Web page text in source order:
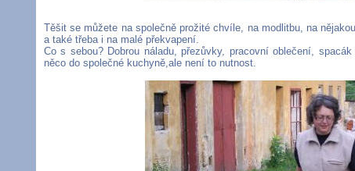
Těšit se můžete na společně prožité chvíle, na modlitbu, na
a také třeba i na malé překvapení.
Co s sebou? Dobrou náladu, přezůvky, pracovní oblečení,
něco do společné kuchyně,ale není to nutnost.